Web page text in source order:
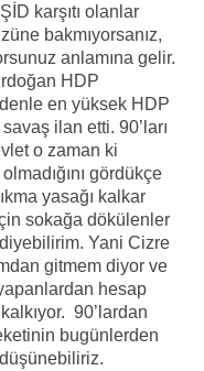
karşıtı olanlar
bakmıyorsanız,
anlamına gelir.
HDP
en yüksek HDP
ilan etti. 90’ları
o zaman ki
gördükçe
yasağı kalkar
sokağa dökülenler
Yani Cizre
gitmem diyor ve
hesap
90’lardan
bugünlerden